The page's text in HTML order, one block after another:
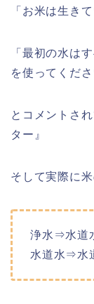
「お米は生き
「最初の水は
を使ってくださ
とコメントさ
ター』
そして実際に
浄水⇒水
水道水⇒水